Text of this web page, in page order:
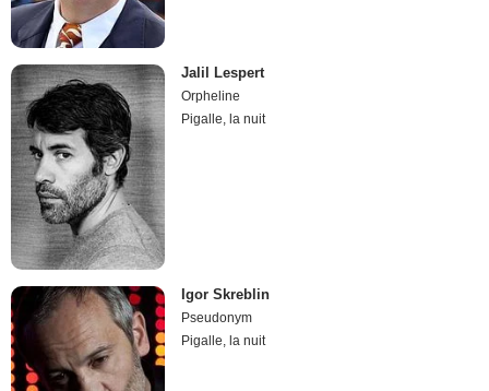
Jalil Lespert
Orpheline
Pigalle, la nuit
Igor Skreblin
Pseudonym
Pigalle, la nuit